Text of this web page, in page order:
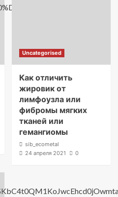
Uncategorised
Как отличить
жировик от
лимфоузла или
фибромы мягких
тканей или
гемангиомы
sib_ecometal
24 апреля 2021
0